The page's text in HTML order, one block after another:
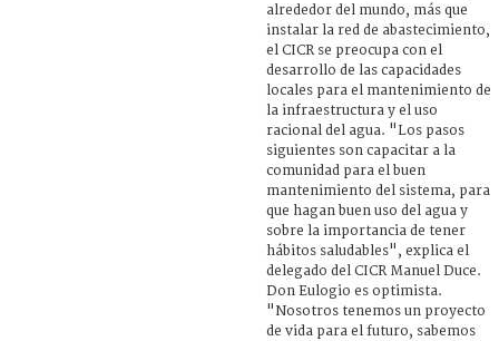
alrededor del mundo, más que
instalar la red de abastecimiento,
el CICR se preocupa con el
desarrollo de las capacidades
locales para el mantenimiento de
la infraestructura y el uso
racional del agua. "Los pasos
siguientes son capacitar a la
comunidad para el buen
mantenimiento del sistema, para
que hagan buen uso del agua y
sobre la importancia de tener
hábitos saludables", explica el
delegado del CICR Manuel Duce.
Don Eulogio es optimista.
"Nosotros tenemos un proyecto
de vida para el futuro, sabemos